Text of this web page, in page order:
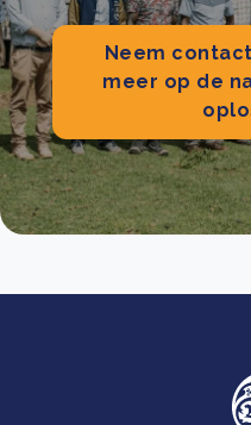
Neem
meer op de